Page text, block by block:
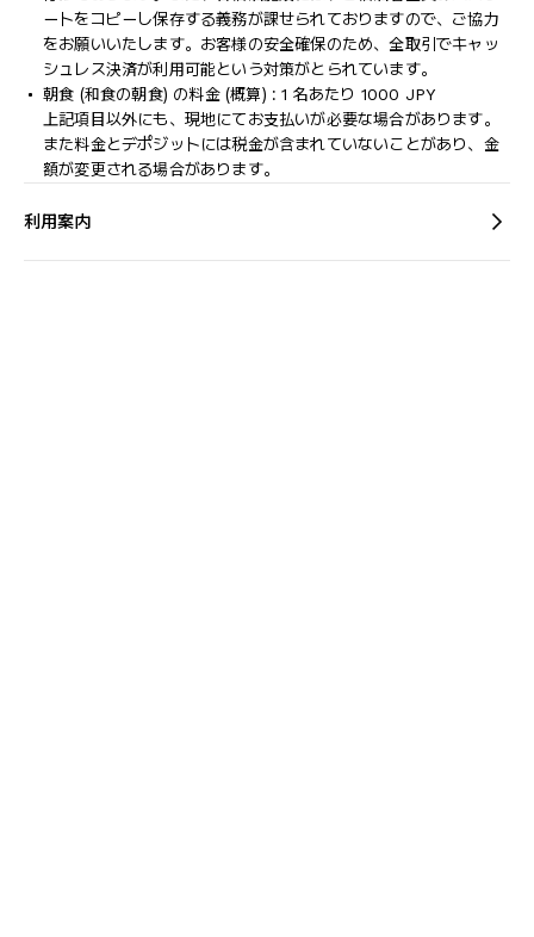
ートをコピーし保存する義務が課せられておりますの​で、ご協力
をお願いいたします。お客様の安全確保のため、全取引でキャッ
シュレス決済が利用可能という対策がとられています。
朝食 (和食の朝食) の料金 (概算) : 1 名あたり 1000 JPY
上記項目以外にも、現地にてお支払いが必要な場合があります。
また料金とデポジットには税金が含まれていないことがあり、金
額が変更される場合があります。
利用案内